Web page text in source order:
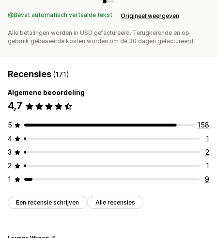
Bevat automatisch vertaalde tekst Origineel weergeven
Alle betalingen worden in USD gefactureerd. Terugkerende en op
gebruik gebaseerde kosten worden om de 30 dagen gefactureerd.
Recensies (171)
Algemene beoordeling
4,7
5
158
4
1
3
2
2
1
1
9
Een recensie schrijven Alle recensies